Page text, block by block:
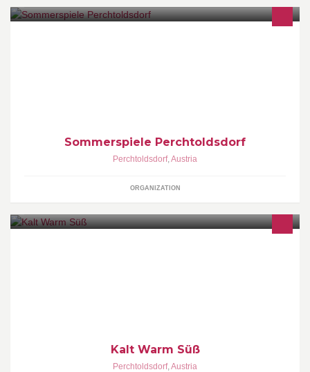
Sommerspiele Perchtoldsdorf
Perchtoldsdorf,Austria
ORGANIZATION
Kalt Warm Süß
Perchtoldsdorf,Austria